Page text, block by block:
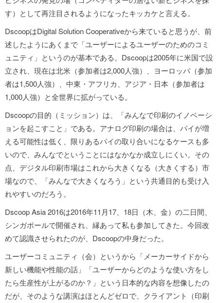
す）として再注目されるようになったキッカケと言える。
DscoopはDigital Solution Cooperativeから来ていると思うが、前
述したようにあくまで「ユーザーによるユーザーのためのコミ
ュニティ」というのが基本である。Dscoopは2005年に米国で設
立され、現在は北米（参加者は2,000人強）、ヨーロッパ（参加
者は1,500人強）、中東・アフリカ、アジア・日本（参加者は
1,000人強）と全世界に拡がっている。
Dscoopの目的（ミッション）は、「みんなで印刷のイノベーシ
ョンを起こすこと」である。アナログ印刷の場合は、パイが増
える可能性は低く、限りあるパイの取り合いになるケースも多
いので、みんなでということにはなかなか成立しにくい。その
点、デジタル印刷市場はこれから大きくなる（大きくする）市
場なので、「みんなで大きくなろう」という共通目的も受け入
れやすいのだろう。
Dscoop Asia 2016は2016年11月17、18日（木、金）の二日間、
シンガポールで開催され、縁あって私も参加してきた。今回改
めて認識させられたのが、Dscoopの中身だった。
ユーザーコミュニティ（会）というから「メーカーサイドから
新しい機能や性能の話」「ユーザーからどのような使い方をし
たら生産性が上がるのか？」という日本的な内容を想像したの
だが、そのような講演はほとんどゼロで、クライアント（印刷